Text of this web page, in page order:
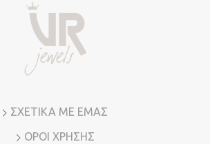
ΣΧΕΤΙΚΑ ΜΕ ΕΜΑΣ
ΟΡΟΙ ΧΡΗΣΗΣ